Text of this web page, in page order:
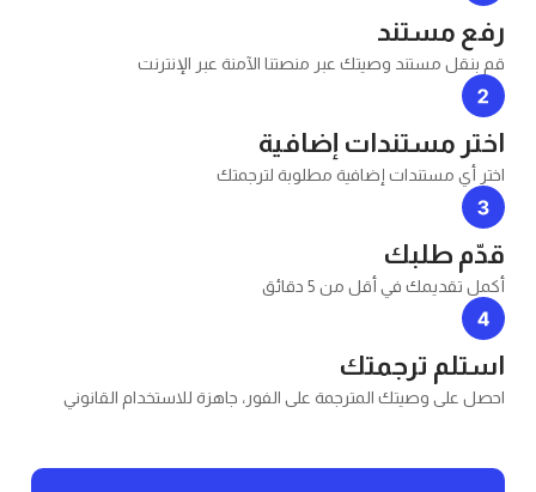
وصيتك عبر منصتنا الآمنة عبر الإنترنت
إضافية
إضافية مطلوبة لترجمتك
في أقل من 5 دقائق
ترجمتك
المترجمة على الفور، جاهزة للاستخدام القانوني